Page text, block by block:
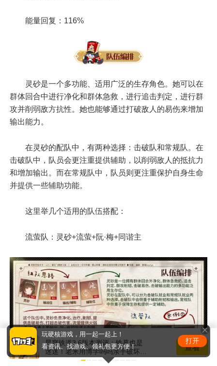
能量回复：116%
灵砂是一个多功能、适用广泛的生存角色。她可以在
群体回合中进行净化和群体急救，进行追击判定，进行群
攻并削弱敌方抗性。她也能够通过打破敌人的易伤来增加
输出能力。
在灵砂的配队中，有两种选择：击破队和常规队。在
击破队中，队员会更注重提供辅助，以削弱敌人的抵抗力
和增加输出。而在常规队中，队员则更注重保护自身生命
并提供一些辅助功能。
这里举几个适用的队伍搭配：
流萤队：灵砂+流萤+阮·梅+同谐主
星穹铁道3.6版本测评：铁幕也是
迷迷！老米用博学呜呜亲手破坏社
查看
玩硬核游戏，用一起一起上！
看资讯、找游戏、领礼包更方便！
打开